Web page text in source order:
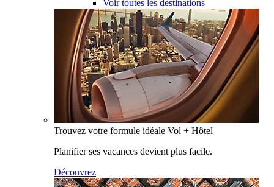
Voir toutes les destinations
Trouvez votre formule idéale Vol + Hôtel
Planifier ses vacances devient plus facile.
Découvrez